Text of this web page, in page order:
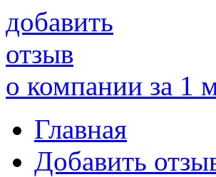
добавить
отзыв
о компании за 1
Главная
Добавить